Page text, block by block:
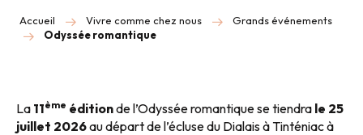
Accueil Vivre comme chez nous
Grands événements
Odyssée romantique
La 11ème éditionde l’Odyssée romantique se tiendra le 25
juillet 2026au départ de l’écluse du Dialais à Tinténiac à